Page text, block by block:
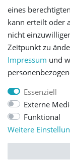
Impressum
eines
kann erteilt oder
nicht
Zeitpunkt zu
Impressum und
Essenziell
Externe
Funktional
Weitere